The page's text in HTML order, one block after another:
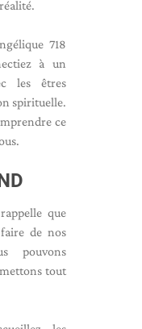
718
à un
les êtres
spirituelle.
ce
que
de nos
pouvons
tout